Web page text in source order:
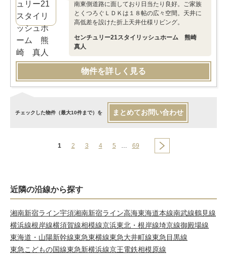
南東側道路に面しており日当たり良好。ご家族
とくつろぐＬＤＫは１８帖の広々空間。天井に
高低差を設けた折上天井仕様リビング。
センチュリー21スタイリッシュホーム 熊崎
真人
物件を詳しく見る
チェックした物件（最大10件まで）を まとめてお問い合わせ
1 2 3 4 5 … 69
近隣の沿線から探す
湘南新宿ライン宇須湘南新宿ライン高海東海道本線南武線鶴見線
横浜線根岸線横須賀線相模線京浜東北・根岸線埼京線御殿場線
東海道・山陽新幹線東急東横線東急大井町線東急目黒線
東急こどもの国線東急新横浜線京王電鉄相模原線